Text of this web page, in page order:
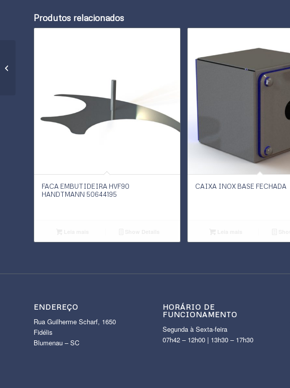
Produtos relacionados
FACA EMBUTIDEIRA HVF90
HANDTMANN 50644195
CAIXA INOX BASE FECHADA
ENDEREÇO
Rua Guilherme Scharf, 1650
Fidélis
Blumenau – SC
HORÁRIO DE
FUNCIONAMENTO
Segunda à Sexta-feira
07h42 – 12h00 | 13h30 – 17h30